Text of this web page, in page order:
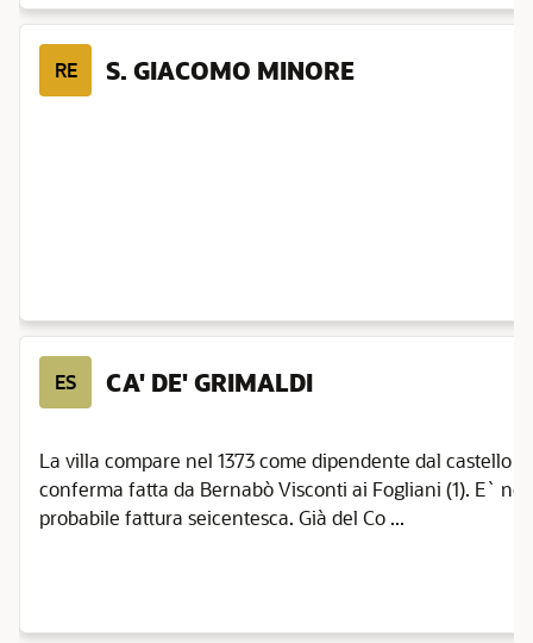
RE S. GIACOMO MINORE
ES CA' DE' GRIMALDI
La villa compare nel 1373 come dipendente dal castello
conferma fatta da Bernabò Visconti ai Fogliani (1). E`
probabile fattura seicentesca. Già del Co ...